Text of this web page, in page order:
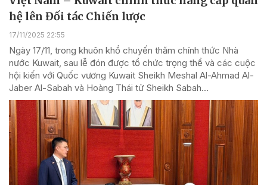
hệ lên Đối tác Chiến lược
17/11/2025 22:55
Ngày 17/11, trong khuôn khổ chuyến thăm chính thức Nhà
nước Kuwait, sau lễ đón được tổ chức trọng thể và các cuộc
hội kiến với Quốc vương Kuwait Sheikh Meshal Al-Ahmad Al-
Jaber Al-Sabah và Hoàng Thái tử Sheikh Sabah...